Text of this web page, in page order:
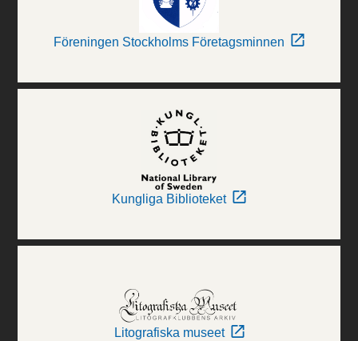
Föreningen Stockholms Företagsminnen
Kungliga Biblioteket
Litografiska museet